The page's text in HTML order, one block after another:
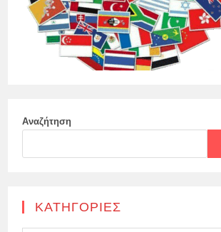
Αναζήτηση
KΑΤΗΓΟΡΊΕΣ